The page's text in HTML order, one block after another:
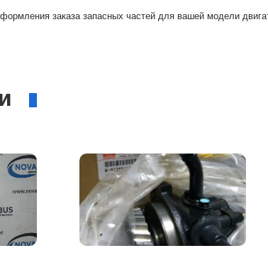
заказа запасных частей для вашей модели